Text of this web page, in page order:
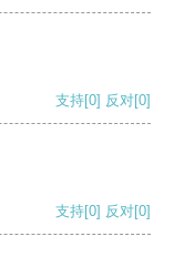
支持[0] 反对[0]
支持[0] 反对[0]